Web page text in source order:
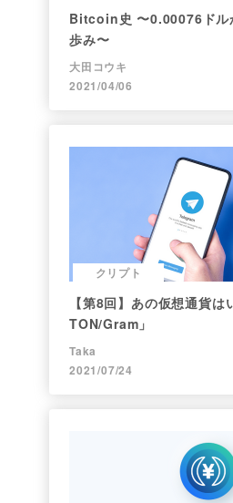
Bitcoin史 〜0.00076ドル
歩み〜
大田コウキ
2021/04/06
クリプト
【第8回】あの仮想通貨
TON/Gram」
Taka
2021/07/24